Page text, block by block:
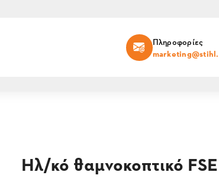
Πληροφορίες
Ηλ/κό θαμνοκοπτικό